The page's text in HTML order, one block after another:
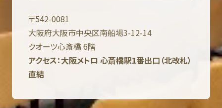
〒542-0081
大阪府大阪市中央区南船場3-12-14
クオーツ心斎橋 6階
アクセス：大阪メトロ 心斎橋駅1番出口（北改札）
直結